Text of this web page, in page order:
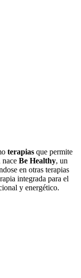
terapias que permite
nace Be Healthy, un
en otras terapias
integrada para el
y energético.